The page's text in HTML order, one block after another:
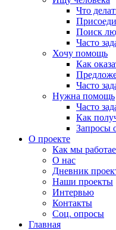
Что
Поиск
Часто
Хочу помощь
Как
Часто
Нужна помощь
Часто
Как
Запросы
О проекте
Как мы
О нас
Дневник
Наши проекты
Интервью
Контакты
Соц. опросы
Главная